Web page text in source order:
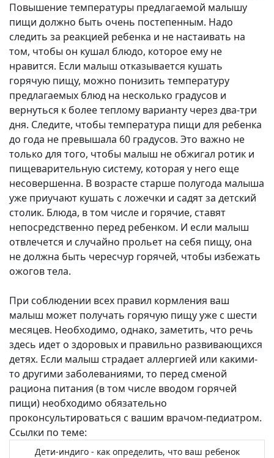
Повышение температуры предлагаемой малышу
пищи должно быть очень постепенным. Надо
следить за реакцией ребенка и не настаивать на
том, чтобы он кушал блюдо, которое ему не
нравится. Если малыш отказывается кушать
горячую пищу, можно понизить температуру
предлагаемых блюд на несколько градусов и
вернуться к более теплому варианту через два-три
дня. Следите, чтобы температура пищи для ребенка
до года не превышала 60 градусов. Это важно не
только для того, чтобы малыш не обжигал ротик и
пищеварительную систему, которая у него еще
несовершенна. В возрасте старше полугода малыша
уже приучают кушать с ложечки и садят за детский
столик. Блюда, в том числе и горячие, ставят
непосредственно перед ребенком. И если малыш
отвлечется и случайно прольет на себя пищу, она
не должна быть чересчур горячей, чтобы избежать
ожогов тела.
При соблюдении всех правил кормления ваш
малыш может получать горячую пищу уже с шести
месяцев. Необходимо, однако, заметить, что речь
здесь идет о здоровых и правильно развивающихся
детях. Если малыш страдает аллергией или какими-
то другими заболеваниями, то перед сменой
рациона питания (в том числе вводом горячей
пищи) необходимо обязательно
проконсультироваться с вашим врачом-педиатром.
Ссылки по теме:
Дети-индиго - как определить, что ваш ребенок